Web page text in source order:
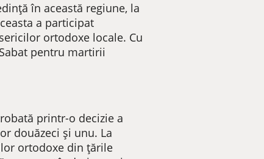
în această regiune, la
a participat
ortodoxe locale. Cu
pentru martirii
printr-o decizie a
douăzeci și unu. La
ortodoxe din țările